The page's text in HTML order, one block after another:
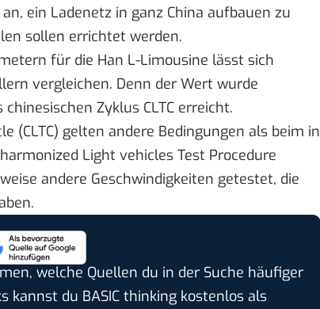
ein Ladenetz in ganz China aufbauen zu
sollen errichtet werden.
für die Han L-Limousine lässt sich
vergleichen. Denn der Wert wurde
Zyklus CLTC erreicht.
(CLTC) gelten andere Bedingungen als beim in
Light vehicles Test Procedure
andere Geschwindigkeiten getestet, die
welche Quellen du in der Suche häufiger
kannst du BASIC thinking kostenlos als